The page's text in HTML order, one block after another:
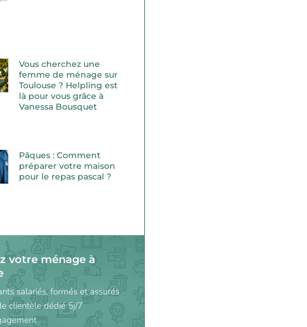
Vous cherchez une
femme de ménage sur
Toulouse ? Helpling est
là pour vous grâce à
Vanessa Bousquet
Pâques : Comment
préparer votre maison
pour le repas pascal ?
votre ménage à
salariés, formés et assurés
clientèle dédié 5j/7